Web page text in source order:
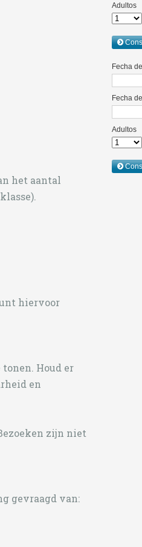
het aantal
hiervoor
Houd er
en
zijn niet
gevraagd van: